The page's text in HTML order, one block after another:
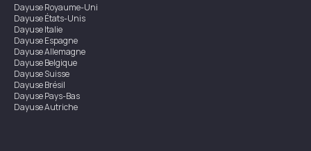
DayuseRoyaume-Uni
DayuseÉtats-Unis
DayuseItalie
DayuseEspagne
DayuseAllemagne
DayuseBelgique
DayuseSuisse
DayuseBrésil
DayusePays-Bas
DayuseAutriche